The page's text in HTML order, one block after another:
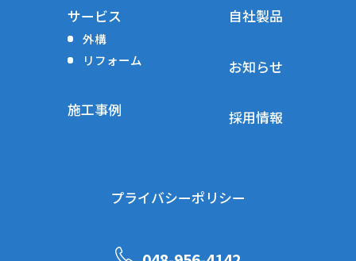
サービス
外構
リフォーム
施工事例
自社製品
お知らせ
採用情報
プライバシーポリシー